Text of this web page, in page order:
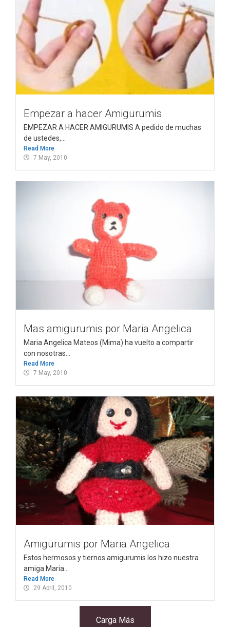
Empezar a hacer Amigurumis
EMPEZAR A HACER AMIGURUMIS A pedido de muchas
de ustedes,...
Read More
7 May, 2010
Mas amigurumis por Maria Angelica
Maria Angelica Mateos (Mima) ha vuelto a compartir
con nosotras...
Read More
7 May, 2010
Amigurumis por Maria Angelica
Estos hermosos y tiernos amigurumis los hizo nuestra
amiga Maria...
Read More
29 April, 2010
Carga Más